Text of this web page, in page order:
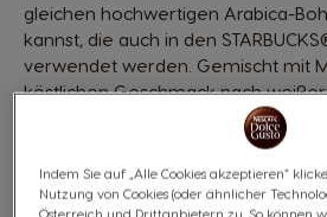
gleichen hochwertigen Arabica-
kannst, die auch in den
verwendet werden. Gemischt mit
köstlichen Geschmack nach
gekrönt mit einer weichen
herrlich vertrautes STARBUCKS®-
kannst.
Inhaltsstoffe
Indem Sie auf „Alle Cookies akzeptieren“
Nutzung von Cookies (oder ähnlicher
Österreich und Drittanbietern zu. So können